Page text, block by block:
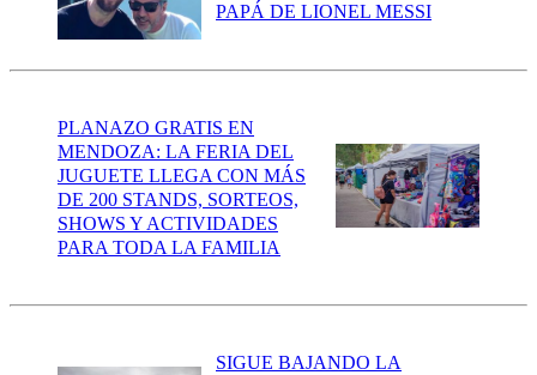
PAPÁ DE LIONEL MESSI
PLANAZO GRATIS EN
MENDOZA: LA FERIA DEL
JUGUETE LLEGA CON MÁS
DE 200 STANDS, SORTEOS,
SHOWS Y ACTIVIDADES
PARA TODA LA FAMILIA
SIGUE BAJANDO LA